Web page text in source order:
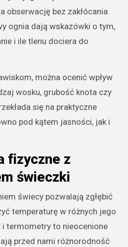
obserwację bez zakłócania
ognia dają wskazówki o tym,
i ile tlenu dociera do
można ocenić wpływ
wosku, grubość knota czy
się na praktyczne
pod kątem jasności, jak i
fizyczne z
świeczki
świecy pozwalają zgłębić
temperaturę w różnych jego
termometry to nieocenione
przed nami różnorodność